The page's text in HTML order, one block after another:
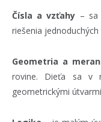
Čísla a vzťahy – sa
riešenia
Geometria a
rovine. Dieťa sa v
geometrickými